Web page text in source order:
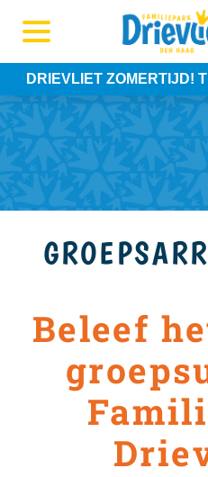
DRIEVLIET ZOMERTIJD!
Beleef